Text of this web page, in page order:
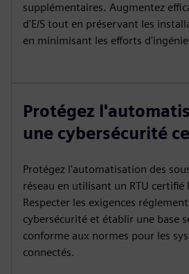
supplémentaires. Augmentez
d'E/S tout en préservant les
en minimisant les efforts
Protégez
une cybersécurité
Protégez l'automatisation des
réseau en utilisant un RTU certifié
Respecter les exigences
cybersécurité et établir une base
conforme aux normes pour les
connectés.